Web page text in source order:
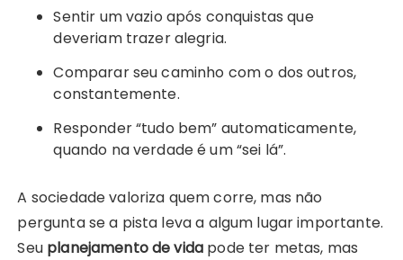
Sentir um vazio após conquistas que
deveriam trazer alegria.
Comparar seu caminho com o dos outros,
constantemente.
Responder “tudo bem” automaticamente,
quando na verdade é um “sei lá”.
A sociedade valoriza quem corre, mas não
pergunta se a pista leva a algum lugar importante.
Seu planejamento de vida pode ter metas, mas